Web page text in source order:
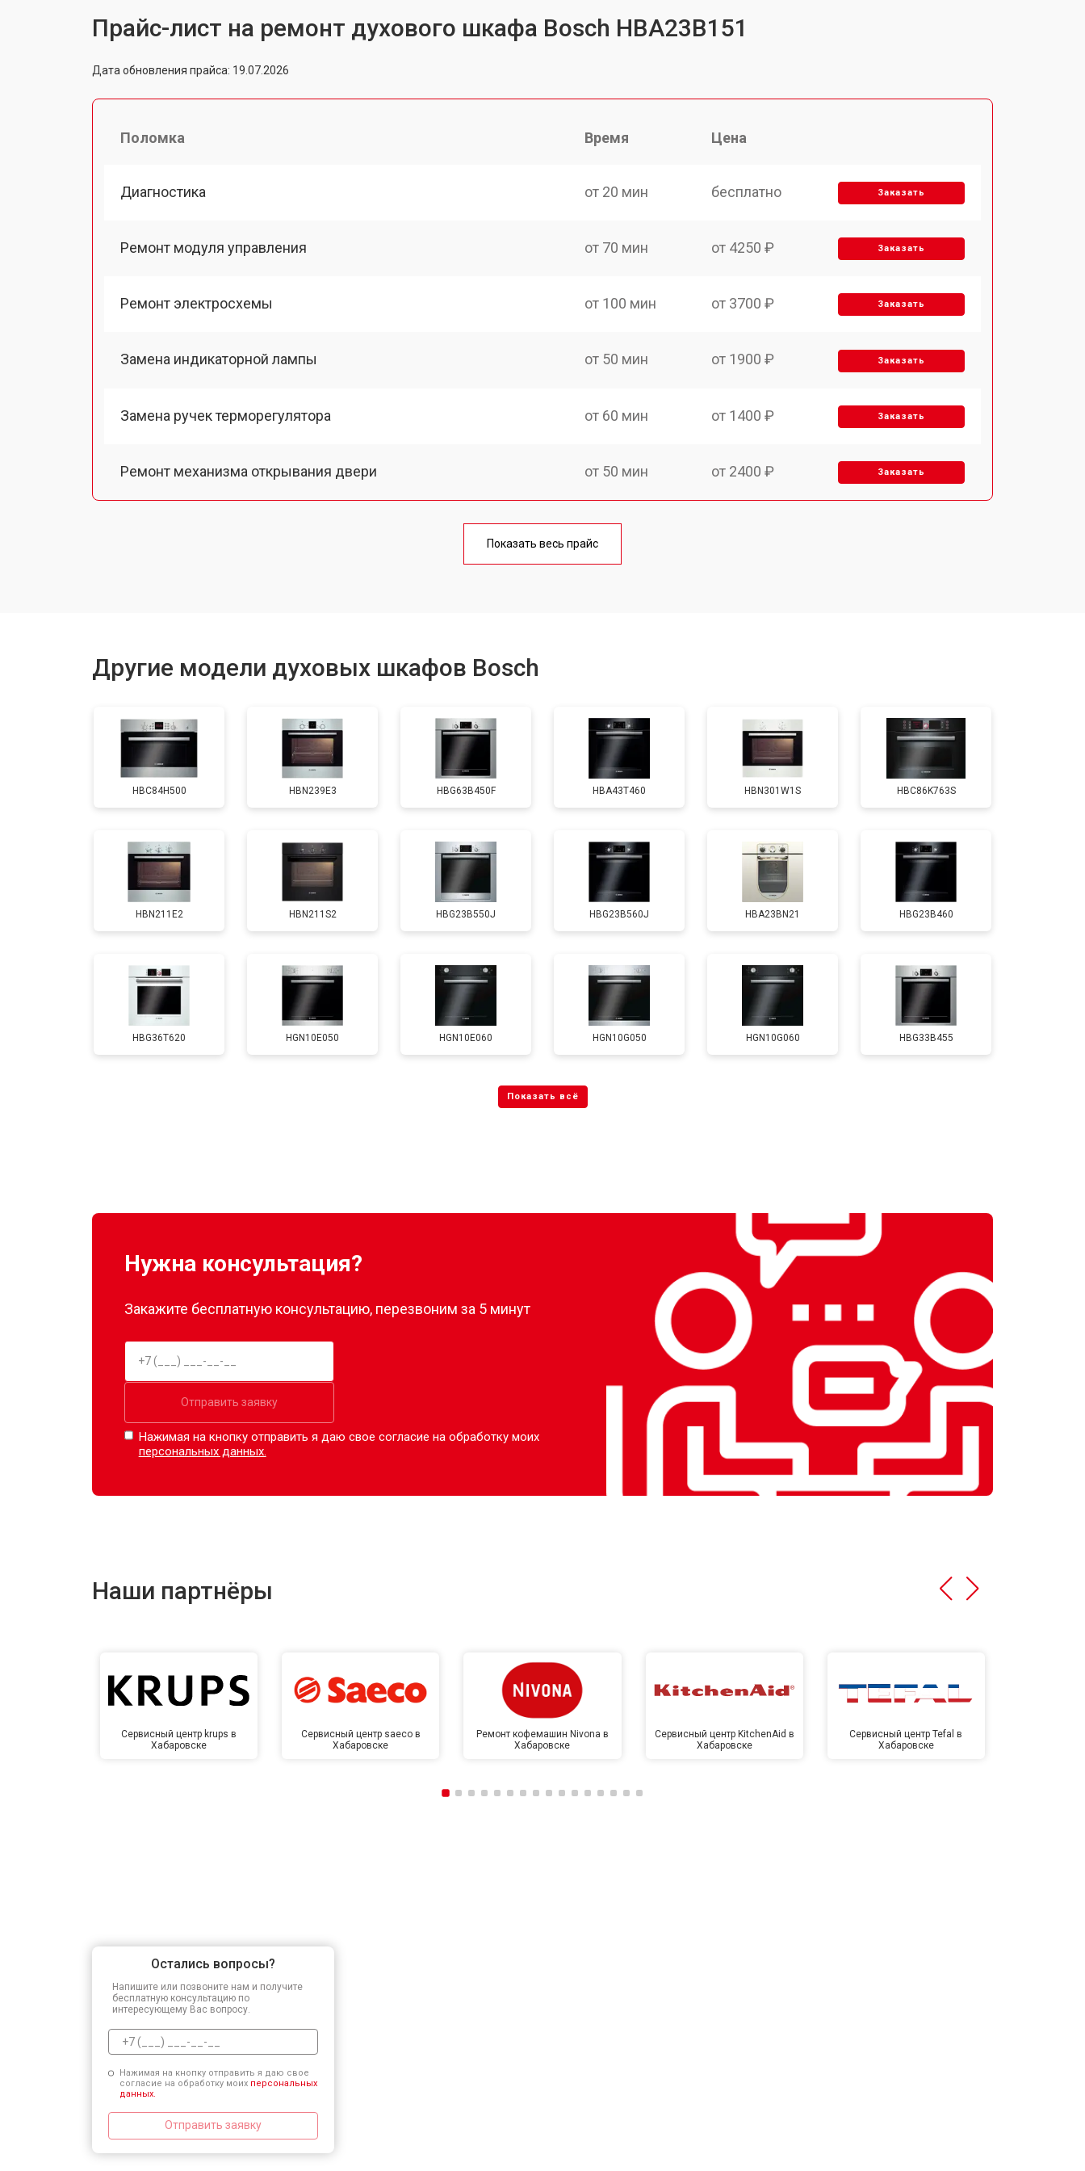
Прайс-лист на ремонт духового шкафа Bosch HBA23B151
Дата обновления прайса: 19.07.2026
Поломка Время Цена
Диагностика от 20 мин бесплатно Заказать
Ремонт модуля управления от 70 мин от 4250 ₽ Заказать
Ремонт электросхемы от 100 мин от 3700 ₽ Заказать
Замена индикаторной лампы от 50 мин от 1900 ₽ Заказать
Замена ручек терморегулятора от 60 мин от 1400 ₽ Заказать
Ремонт механизма открывания двери от 50 мин от 2400 ₽ Заказать
от 90 мин
Замена панели управления от 120 мин
Показать весь прайс
Другие модели духовых шкафов Bosch
HBC84H500 HBN239E3 HBG63B450F HBA43T460 HBN301W1S HBC86K763S
HBN211E2 HBN211S2 HBG23B550J HBG23B560J HBA23BN21 HBG23B460
HBG36T620 HGN10E050 HGN10E060 HGN10G050 HGN10G060 HBG33B455
Нужна консультация?
Закажите бесплатную консультацию, перезвоним за 5 минут
Отправить заявку
Нажимая на кнопку отправить я даю свое согласие на обработку моих
персональных данных.
Наши партнёры
Сервисный центр krups в
Хабаровске
Сервисный центр saeco в
Хабаровске
Ремонт кофемашин Nivona в
Хабаровске
Сервисный центр KitchenAid в
Хабаровске
Сервисный центр Tefal в
Хабаровске
Остались вопросы?
Напишите или позвоните нам и получите
бесплатную консультацию по
интересующему Вас вопросу.
Нажимая на кнопку отправить я даю свое
согласие на обработку моих персональных
данных.
Отправить заявку